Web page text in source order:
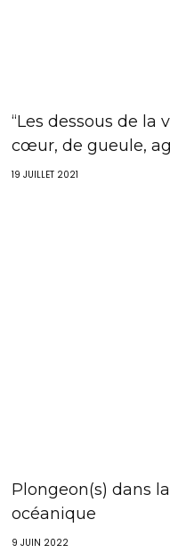
“Les dessous de la
cœur, de gueule,
19 JUILLET 2021
Plongeon(s) dans
océanique
9 JUIN 2022